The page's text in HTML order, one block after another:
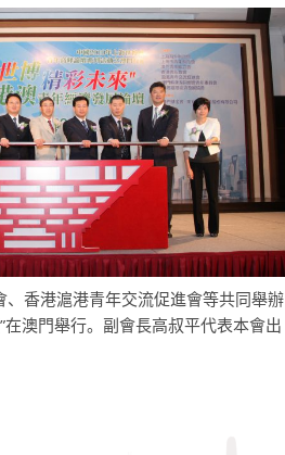
香港滬港青年交流促進會等共同舉辦
在澳門舉行。副會長高叔平代表本會出